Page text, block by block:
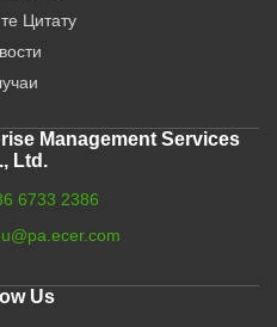
Цитату
Management Services
Ltd.
6733 2386
Us